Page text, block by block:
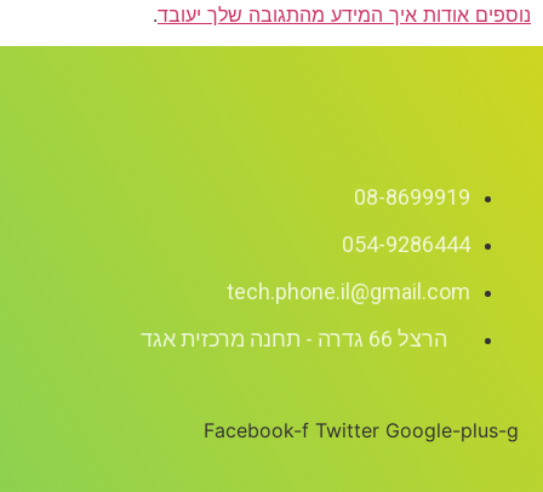
נוספים אודות איך המידע מהתגובה שלך יעובד.
08-8699919
054-9286444
tech.phone.il@gmail.com
הרצל 66 גדרה - תחנה מרכזית אגד
Facebook-f Twitter Google-plus-g